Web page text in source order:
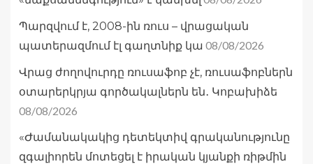
Պարզվում է, 2008-ին ռուս – վրացական
պատերազմում էլ գաղտնիք կա 08/08/2026
Վրաց ժողովուրդը ռուսաֆոբ չէ, ռուսաֆոբներն
օտարերկրյա գործակալներն են․ Կոբախիձե
08/08/2026
«Ժամանակակից դետեկտիվ գրականությունը
զգալիորեն մոտեցել է իրական կյանքի ռիթմին